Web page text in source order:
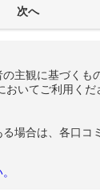
主観に基づくも
いてご利用くだ
場合は、各口コ